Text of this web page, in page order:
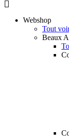
Webshop
Tout
Beaux